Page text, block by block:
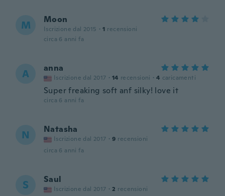
M Moon
Iscrizione dal 2015 · 1 recensioni
circa 6 anni fa
A anna
Iscrizione dal 2017 · 14 recensioni · 4 caricamenti
Super freaking soft anf silky! love it
circa 6 anni fa
N Natasha
Iscrizione dal 2017 · 9 recensioni
circa 6 anni fa
S Saul
Iscrizione dal 2017 · 2 recensioni